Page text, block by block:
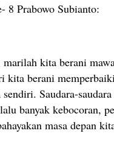
8 Prabowo Subianto:
marilah kita berani
kita berani
Saudara-
banyak kebocoran,
masa depan